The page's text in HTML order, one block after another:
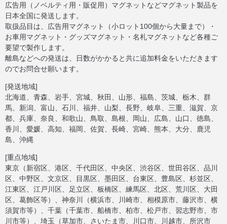
広告用（ノベルティ用・販促用）マグネットなどマグネット製品を
日本全国に発送します。
取扱品目は、広告用マグネット（小ロット100個から大量まで）・
お車用マグネット・グッズマグネット・名札マグネットなど各種ご
要望で製作します。
離島などへの発送は、日数がかかると共に追加料金をいただきます
のでお問合せ願います。
[発送地域]
北海道、青森、岩手、宮城、秋田、山形、福島、茨城、栃木、群
馬、新潟、富山、石川、福井、山梨、長野、岐阜、三重、滋賀、京
都、兵庫、奈良、和歌山、鳥取、島根、岡山、広島、山口、徳島、
香川、愛媛、高知、福岡、佐賀、長崎、宮崎、熊本、大分、鹿児
島、沖縄
[重点地域]
東京（新宿区、港区、千代田区、中央区、渋谷区、世田谷区、品川
区、中野区、文京区、目黒区、墨田区、台東区、豊島区、杉並区、
江東区、江戸川区、足立区、板橋区、練馬区、北区、荒川区、大田
区、葛飾区等）、神奈川（横浜市、川崎市、相模原市、藤沢市、横
須賀市等）、千葉（千葉市、船橋市、柏市、松戸市、習志野市、市
川市等）、埼玉（草加市、さいたま市、川口市、川越市、所沢市